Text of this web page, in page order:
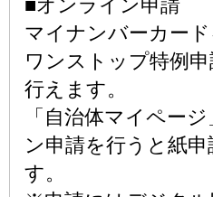
■オンライン申請
マイナンバーカード
ワンストップ特例
行えます。
「自治体マイペー
ン申請を行うと紙
す。